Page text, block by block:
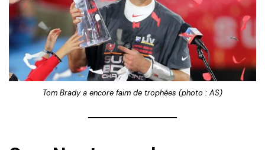
Tom Brady a encore faim de trophées (photo : AS)